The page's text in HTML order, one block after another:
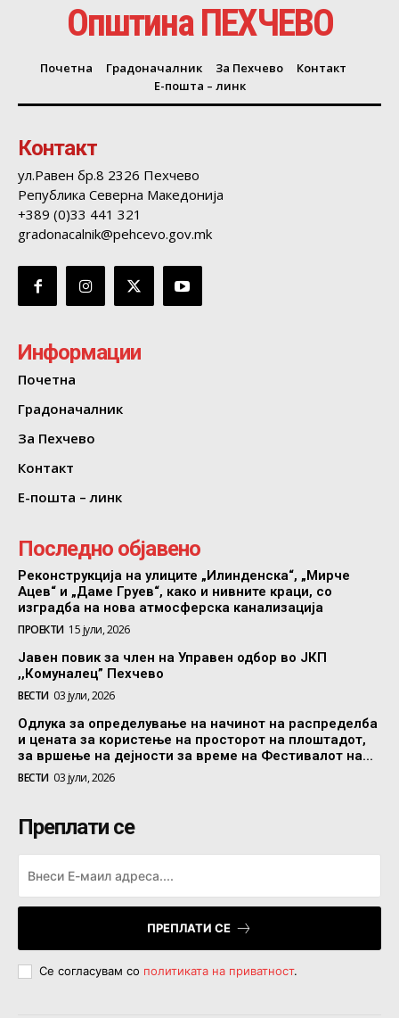
Општина ПЕХЧЕВО
Почетна Градоначалник За Пехчево
Контакт
Е-пошта – линк
Контакт
ул.Равен бр.8 2326 Пехчево
Република Северна Македонија
+389 (0)33 441 321
gradonacalnik@pehcevo.gov.mk
Информации
Почетна
Градоначалник
За Пехчево
Контакт
Е-пошта – линк
Последно објавено
Реконструкција на улиците „Илинденска“, „Мирче
Ацев“ и „Даме Груев“, како и нивните краци, со
изградба на нова атмосферска канализација
ПРОЕКТИ 15 јули, 2026
Јавен повик за член на Управен одбор во ЈКП
,,Комуналец” Пехчево
ВЕСТИ 03 јули, 2026
Одлука за определување на начинот на распределба
и цената за користење на просторот на плоштадот,
за вршење на дејности за време на Фестивалот на...
ВЕСТИ 03 јули, 2026
Преплати се
ПРЕПЛАТИ СЕ
Се согласувам со политиката на приватност.